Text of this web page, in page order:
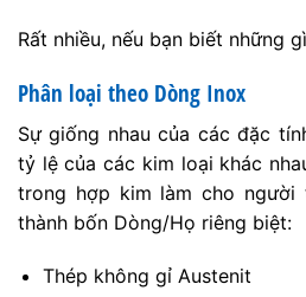
Rất nhiều, nếu bạn biết những
Phân loại theo Dòng Inox
Sự giống nhau của các đặc
tỷ lệ của các kim loại khác
trong hợp kim làm cho người
thành bốn Dòng/Họ riêng biệt:
Thép không gỉ Austenit